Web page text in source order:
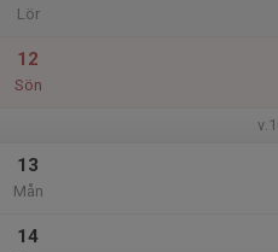
Lör
12
Sön
13
Mån
14